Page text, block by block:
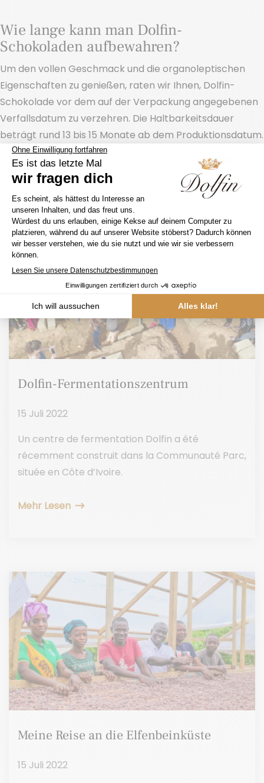
Wie lange kann man Dolfin-
Schokoladen aufbewahren?
Um den vollen Geschmack und die organoleptischen
Eigenschaften zu genießen, raten wir Ihnen, Dolfin-
Schokolade vor dem auf der Verpackung angegebenen
Verfallsdatum zu verzehren. Die Haltbarkeitsdauer
beträgt rund 13 bis 15 Monate ab dem Produktionsdatum.
Sie werden auch mögen…
Dolfin-Fermentationszentrum
15 Juli 2022
Un centre de fermentation Dolfin a été
récemment construit dans la Communauté Parc,
située en Côte d’Ivoire.
Mehr Lesen
Meine Reise an die Elfenbeinküste
15 Juli 2022